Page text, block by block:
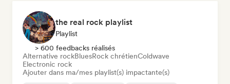
the real rock playlist
Playlist
> 600 feedbacks réalisés
Alternative rockBluesRock chrétienColdwave
Electronic rock
Ajouter dans ma/mes playlist(s) impactante(s)